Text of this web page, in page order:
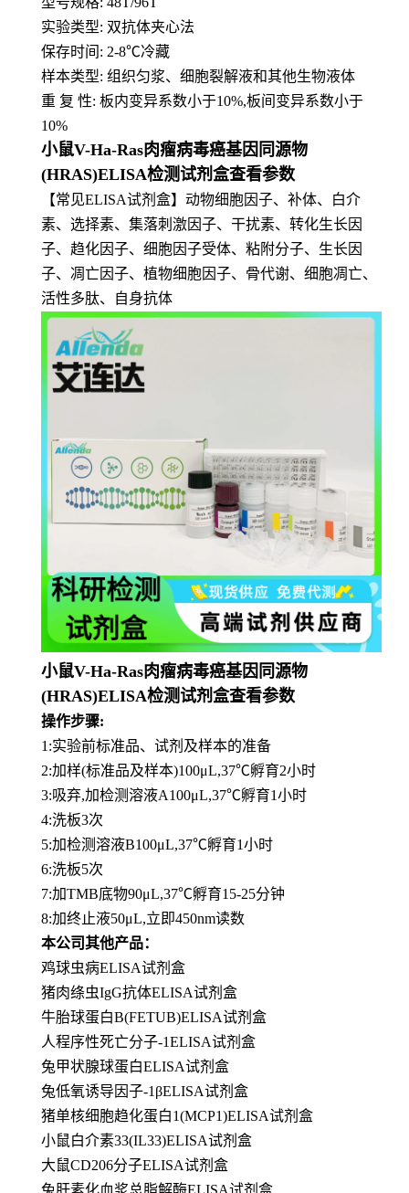
实验类型: 双抗体夹心法
保存时间: 2-8℃冷藏
样本类型: 组织匀浆、细胞裂解液和其他生物液体
重 复 性: 板内变异系数小于10%,板间变异系数小于
10%
小鼠V-Ha-Ras肉瘤病毒癌基因同源物
(HRAS)ELISA检测试剂盒查看参数
【常见ELISA试剂盒】动物细胞因子、补体、白介
素、选择素、集落刺激因子、干扰素、转化生长因
子、趋化因子、细胞因子受体、粘附分子、生长因
子、凋亡因子、植物细胞因子、骨代谢、细胞凋亡、
活性多肽、自身抗体
小鼠V-Ha-Ras肉瘤病毒癌基因同源物
(HRAS)ELISA检测试剂盒查看参数
操作步骤:
1:实验前标准品、试剂及样本的准备
2:加样(标准品及样本)100μL,37℃孵育2小时
3:吸弃,加检测溶液A100μL,37℃孵育1小时
4:洗板3次
5:加检测溶液B100μL,37℃孵育1小时
6:洗板5次
7:加TMB底物90μL,37℃孵育15-25分钟
8:加终止液50μL,立即450nm读数
本公司其他产品：
鸡球虫病ELISA试剂盒
猪肉绦虫IgG抗体ELISA试剂盒
牛胎球蛋白B(FETUB)ELISA试剂盒
人程序性死亡分子-1ELISA试剂盒
兔甲状腺球蛋白ELISA试剂盒
兔低氧诱导因子-1βELISA试剂盒
猪单核细胞趋化蛋白1(MCP1)ELISA试剂盒
小鼠白介素33(IL33)ELISA试剂盒
大鼠CD206分子ELISA试剂盒